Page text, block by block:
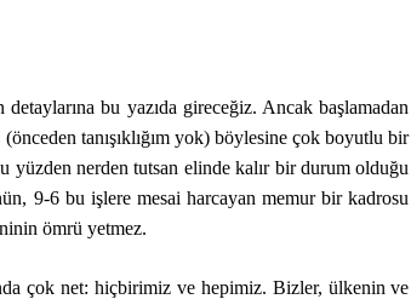
bu yazıda gireceğiz. Ancak başlamadan
tanışıklığım yok) böylesine çok boyutlu bir
yüzden nerden tutsan elinde kalır bir durum olduğu
9-6 bu işlere mesai harcayan memur bir kadrosu
ömrü yetmez.
çok net: hiçbirimiz ve hepimiz. Bizler, ülkenin ve